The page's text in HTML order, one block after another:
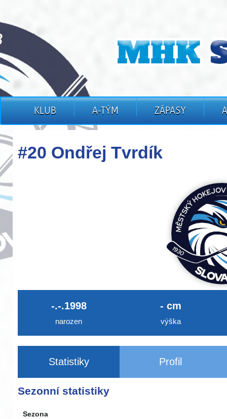
KLUB A-TÝM ZÁPASY
#20 Ondřej Tvrdík
-.-.1998
narozen
- cm
výška
Statistiky Profil
Sezonní statistiky
Sezona